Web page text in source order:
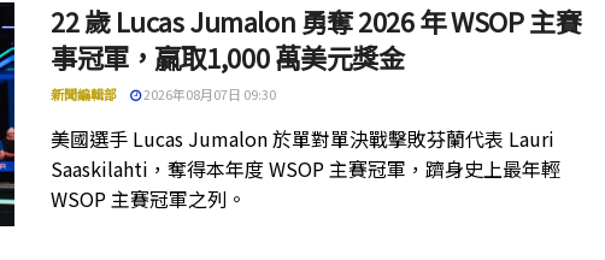
22 歲 Lucas Jumalon 勇奪 2026 年 WSOP 主賽
事冠軍，贏取1,000 萬美元獎金
新聞編輯部 2026年08月07日 09:30
美國選手 Lucas Jumalon 於單對單決戰擊敗芬蘭代表 Lauri
Saaskilahti，奪得本年度 WSOP 主賽冠軍，躋身史上最年輕
WSOP 主賽冠軍之列。